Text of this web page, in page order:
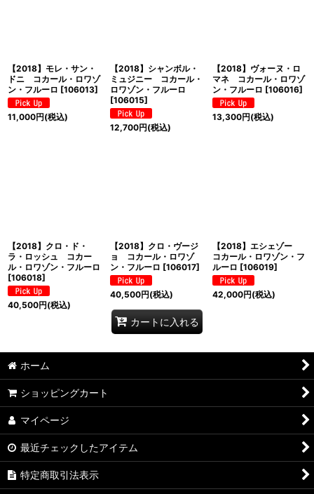
【2018】モレ・サン・
ドニ コカール・ロワゾ
ン・フルーロ [106013]
11,000円(税込)
【2018】シャンボル・
ミュジニー コカール・
ロワゾン・フルーロ
[106015]
12,700円(税込)
【2018】ヴォーヌ・ロ
マネ コカール・ロワゾ
ン・フルーロ [106016]
13,300円(税込)
【2018】クロ・ド・
ラ・ロッシュ コカー
ル・ロワゾン・フルーロ
[106018]
40,500円(税込)
【2018】クロ・ヴージ
ョ コカール・ロワゾ
ン・フルーロ [106017]
40,500円(税込)
カートに入れる
【2018】エシェゾー
コカール・ロワゾン・フ
ルーロ [106019]
42,000円(税込)
ホーム
ショッピングカート
マイページ
最近チェックしたアイテム
特定商取引法表示